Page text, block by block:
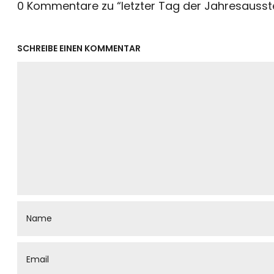
0 Kommentare zu “letzter Tag der
SCHREIBE EINEN KOMMENTAR